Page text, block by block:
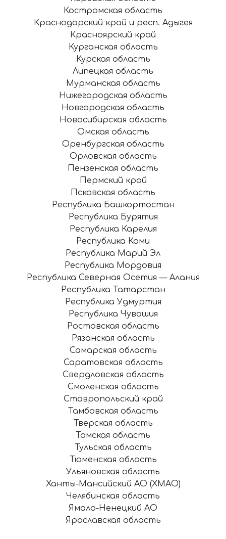
Костромская область
Краснодарский край и респ. Адыгея
Красноярский край
Курганская область
Курская область
Липецкая область
Мурманская область
Нижегородская область
Новгородская область
Новосибирская область
Омская область
Оренбургская область
Орловская область
Пензенская область
Пермский край
Псковская область
Республика Башкортостан
Республика Бурятия
Республика Карелия
Республика Коми
Республика Марий Эл
Республика Мордовия
Республика Северная Осетия — Алания
Республика Татарстан
Республика Удмуртия
Республика Чувашия
Ростовская область
Рязанская область
Самарская область
Саратовская область
Свердловская область
Смоленская область
Ставропольский край
Тамбовская область
Тверская область
Томская область
Тульская область
Тюменская область
Ульяновская область
Ханты-Мансийский АО (ХМАО)
Челябинская область
Ямало-Ненецкий АО
Ярославская область